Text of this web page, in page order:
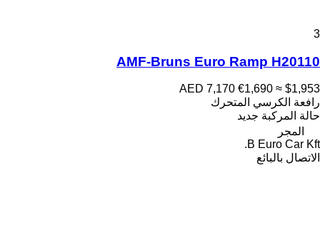
3
AMF-Bruns Euro Ramp H20110
AED 7,170 €1,690 ≈ $1,953
رافعة الكرسي المتحرك
حالة المركبة جديد
المجر
B Euro Car Kft.
الاتصال بالبائع